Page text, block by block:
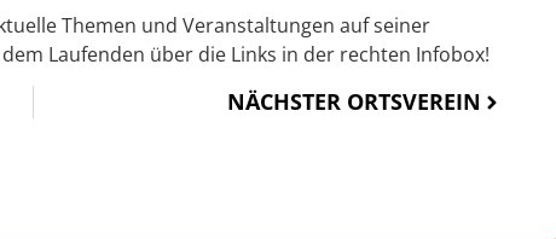
Themen und Veranstaltungen auf seiner
Laufenden über die Links in der rechten Infobox!
NÄCHSTER ORTSVEREIN